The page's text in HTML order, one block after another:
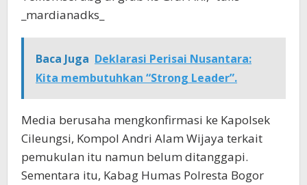
_mardianadks_
Baca Juga Deklarasi Perisai Nusantara:
Kita membutuhkan “Strong Leader”.
Media berusaha mengkonfirmasi ke Kapolsek
Cileungsi, Kompol Andri Alam Wijaya terkait
pemukulan itu namun belum ditanggapi.
Sementara itu, Kabag Humas Polresta Bogor